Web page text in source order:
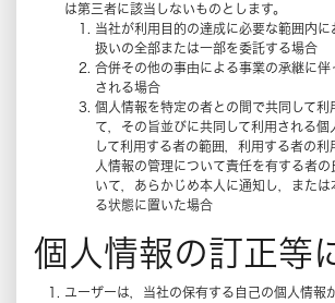
は第三者に該当しないものとします。
当社が利用目的の達成に必要な範囲内に
扱いの全部または一部を委託する場合
合併その他の事由による事業の承継に
される場合
個人情報を特定の者との間で共同して利
て，その旨並びに共同して利用される個
して利用する者の範囲，利用する者の利
人情報の管理について責任を有する者
いて，あらかじめ本人に通知し，また
る状態に置いた場合
個人情報の訂正等
ユーザーは，当社の保有する自己の個人情報